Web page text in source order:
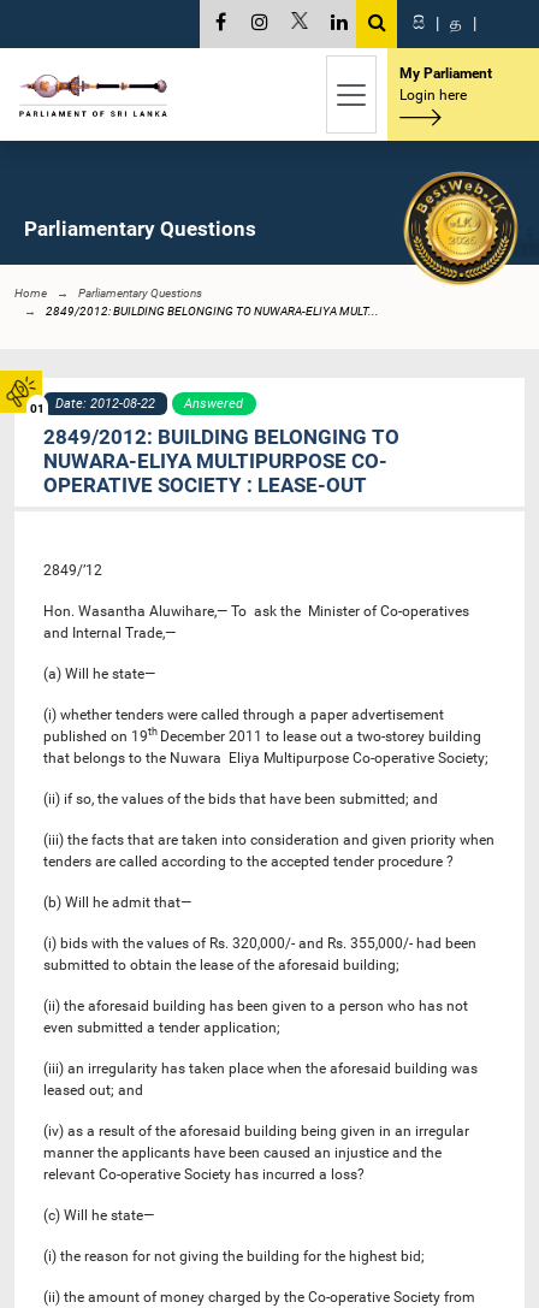
01
සි | த |
My Parliament
Login here
Parliamentary Questions
Home
Parliamentary Questions
2849/2012: BUILDING BELONGING TO NUWARA-ELIYA MULT...
Date: 2012-08-22 Answered
2849/2012: BUILDING BELONGING TO
NUWARA-ELIYA MULTIPURPOSE CO-
OPERATIVE SOCIETY : LEASE-OUT
2849/’12
Hon. Wasantha Aluwihare,— To ask the Minister of Co-operatives
and Internal Trade,—
(a) Will he state—
(i) whether tenders were called through a paper advertisement
published on 19th December 2011 to lease out a two-storey building
that belongs to the Nuwara Eliya Multipurpose Co-operative Society;
(ii) if so, the values of the bids that have been submitted; and
(iii) the facts that are taken into consideration and given priority when
tenders are called according to the accepted tender procedure ?
(b) Will he admit that—
(i) bids with the values of Rs. 320,000/- and Rs. 355,000/- had been
submitted to obtain the lease of the aforesaid building;
(ii) the aforesaid building has been given to a person who has not
even submitted a tender application;
(iii) an irregularity has taken place when the aforesaid building was
leased out; and
(iv) as a result of the aforesaid building being given in an irregular
manner the applicants have been caused an injustice and the
relevant Co-operative Society has incurred a loss?
(c) Will he state—
(i) the reason for not giving the building for the highest bid;
(ii) the amount of money charged by the Co-operative Society from